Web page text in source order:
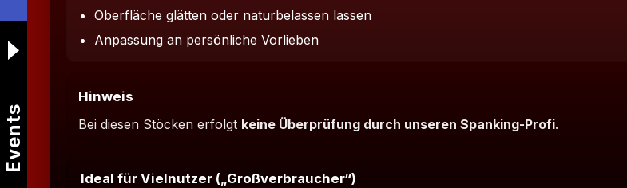
Oberfläche glätten oder naturbelassen lassen
Anpassung an persönliche Vorlieben
Hinweis
Bei diesen Stöcken erfolgt keine Überprüfung durch unseren Spanking-Profi.
Ideal für Vielnutzer („Großverbraucher“)
Events